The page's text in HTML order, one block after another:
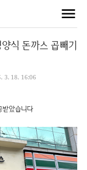
식 돈까스 곱빼기
3. 18. 16:06
받았습니다